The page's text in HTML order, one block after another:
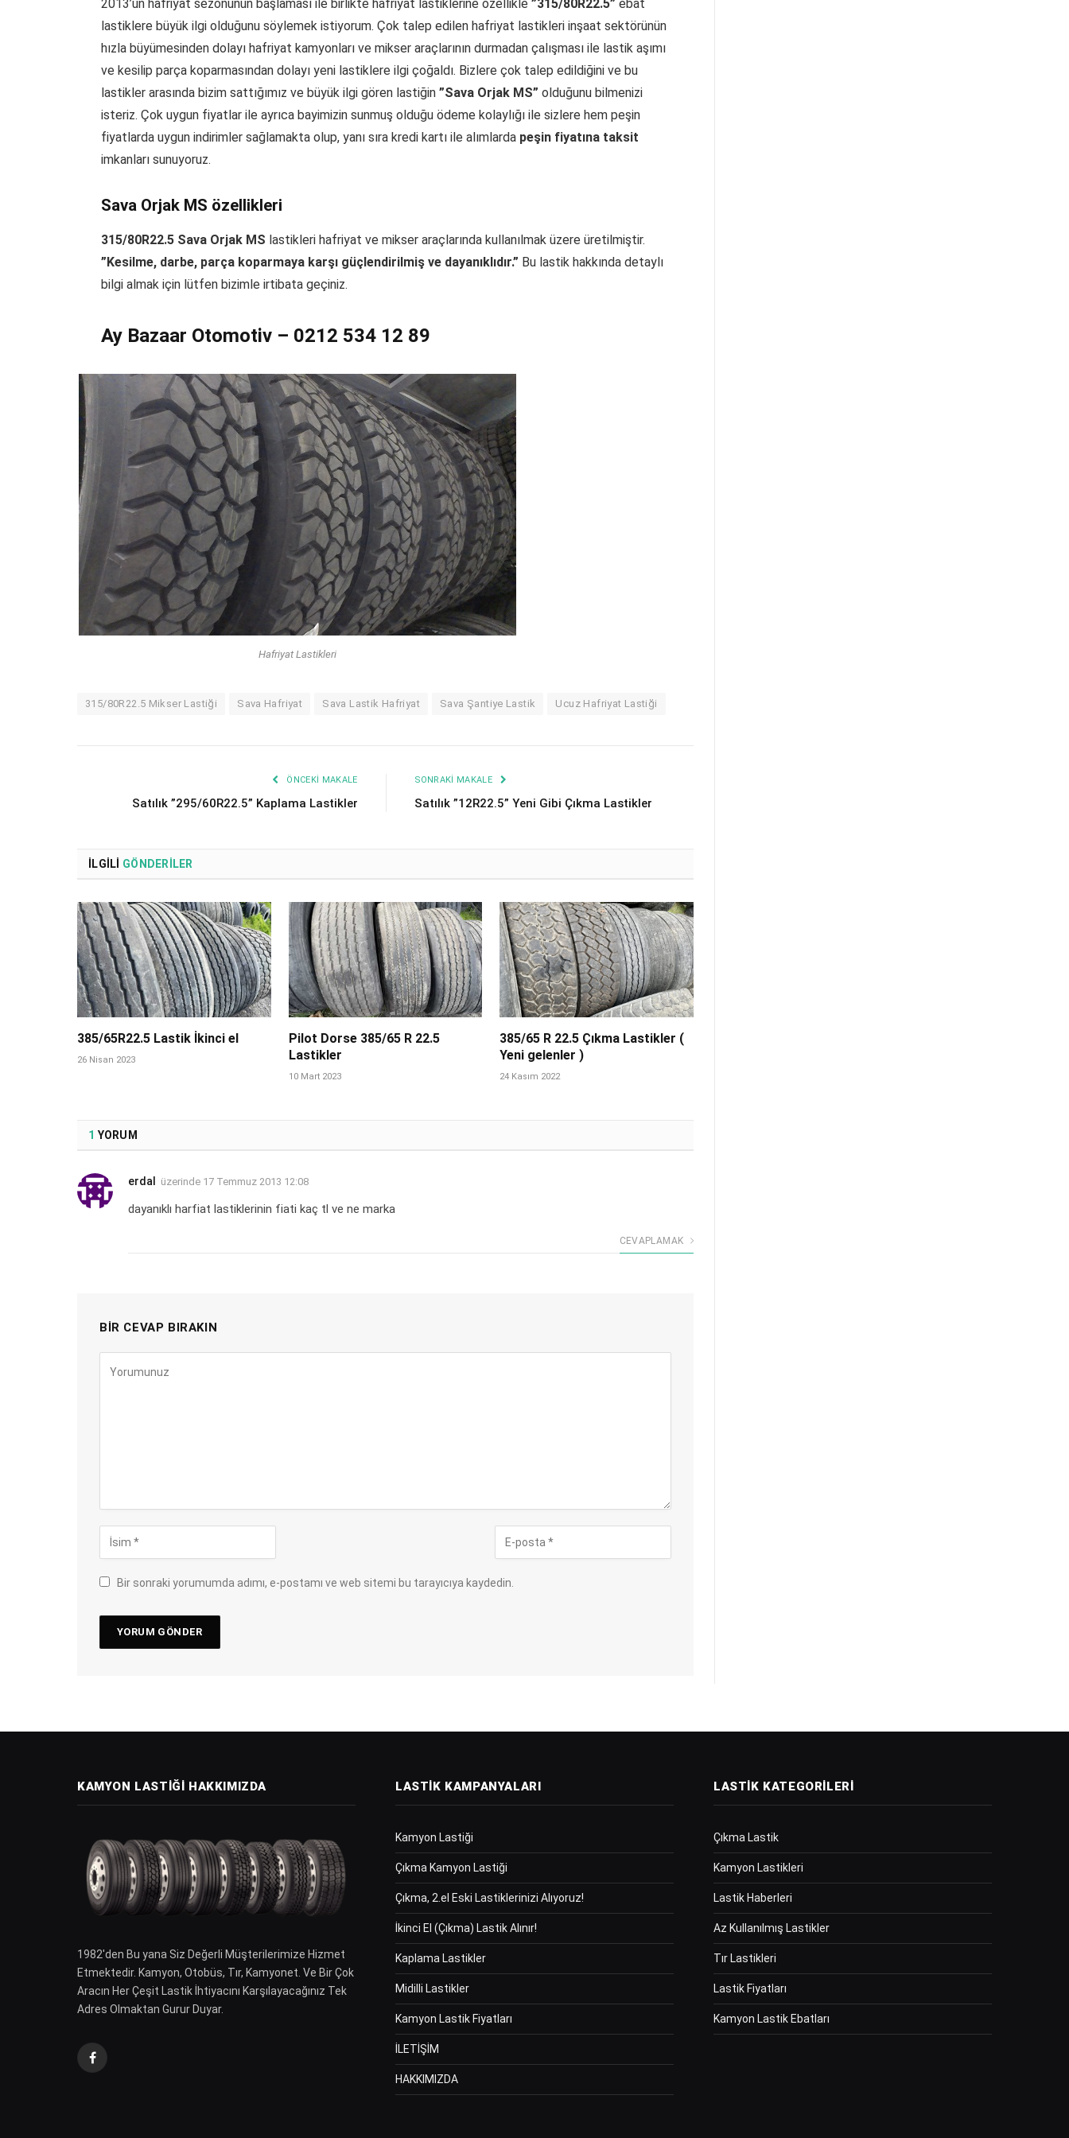
2013’ün hafriyat sezonunun başlaması ile birlikte hafriyat lastiklerine özellikle”315/80R22.5” ebat
lastiklere büyük ilgi olduğunu söylemek istiyorum. Çok talep edilen hafriyat lastikleri inşaat sektörünün
hızla büyümesinden dolayı hafriyat kamyonları ve mikser araçlarının durmadan çalışması ile lastik aşımı
ve kesilip parça koparmasından dolayı yeni lastiklere ilgi çoğaldı. Bizlere çok talep edildiğini ve bu
lastikler arasında bizim sattığımız ve büyük ilgi gören lastiğin”Sava Orjak MS” olduğunu bilmenizi
isteriz. Çok uygun fiyatlar ile ayrıca bayimizin sunmuş olduğu ödeme kolaylığı ile sizlere hem peşin
fiyatlarda uygun indirimler sağlamakta olup, yanı sıra kredi kartı ile alımlarda peşin fiyatına taksit
imkanları sunuyoruz.
Sava Orjak MS özellikleri
315/80R22.5 Sava Orjak MS lastikleri hafriyat ve mikser araçlarında kullanılmak üzere üretilmiştir.
”Kesilme, darbe, parça koparmaya karşı güçlendirilmiş ve dayanıklıdır.” Bu lastik hakkında detaylı
bilgi almak için lütfen bizimle irtibata geçiniz.
Ay Bazaar Otomotiv – 0212 534 12 89
Hafriyat Lastikleri
315/80R22.5 Mikser Lastiği Sava Hafriyat Sava Lastik Hafriyat Sava Şantiye Lastik Ucuz Hafriyat Lastiği
ÖNCEKI MAKALE
Satılık ”295/60R22.5” Kaplama Lastikler
SONRAKI MAKALE
Satılık ”12R22.5” Yeni Gibi Çıkma Lastikler
İLGILI GÖNDERILER
385/65R22.5 Lastik İkinci el
26 Nisan 2023
Pilot Dorse 385/65 R 22.5
Lastikler
10 Mart 2023
385/65 R 22.5 Çıkma Lastikler (
Yeni gelenler )
24 Kasım 2022
1 YORUM
erdal üzerinde 17 Temmuz 2013 12:08
dayanıklı harfiat lastiklerinin fiati kaç tl ve ne marka
CEVAPLAMAK
BIR CEVAP BIRAKIN
Bir sonraki yorumumda adımı, e-postamı ve web sitemi bu tarayıcıya kaydedin.
KAMYON LASTIĞI HAKKIMIZDA
1982′den Bu yana Siz Değerli Müşterilerimize Hizmet
Etmektedir. Kamyon, Otobüs, Tır, Kamyonet. Ve Bir Çok
Aracın Her Çeşit Lastik İhtiyacını Karşılayacağınız Tek
Adres Olmaktan Gurur Duyar.
Facebook
LASTIK KAMPANYALARI
Kamyon Lastiği
Çıkma Kamyon Lastiği
Çıkma, 2.el Eski Lastiklerinizi Alıyoruz!
İkinci El (Çıkma) Lastik Alınır!
Kaplama Lastikler
Midilli Lastikler
Kamyon Lastik Fiyatları
İLETİŞİM
HAKKIMIZDA
LASTIK KATEGORILERI
Çıkma Lastik
Kamyon Lastikleri
Lastik Haberleri
Az Kullanılmış Lastikler
Tır Lastikleri
Lastik Fiyatları
Kamyon Lastik Ebatları